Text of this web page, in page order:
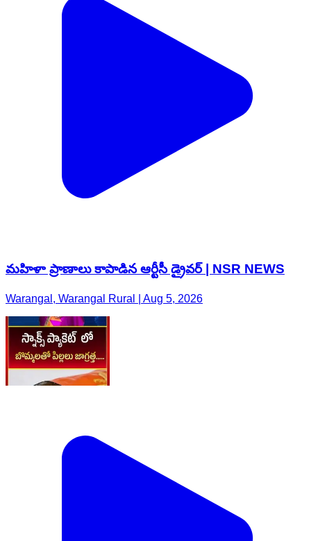
మహిళా ప్రాణాలు కాపాడిన ఆర్టీసీ డ్రైవర్ | NSR NEWS
Warangal, Warangal Rural | Aug 5, 2026